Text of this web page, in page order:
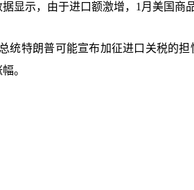
显示，由于进口额激增，1月美国商
统特朗普可能宣布加征进口关税的
。